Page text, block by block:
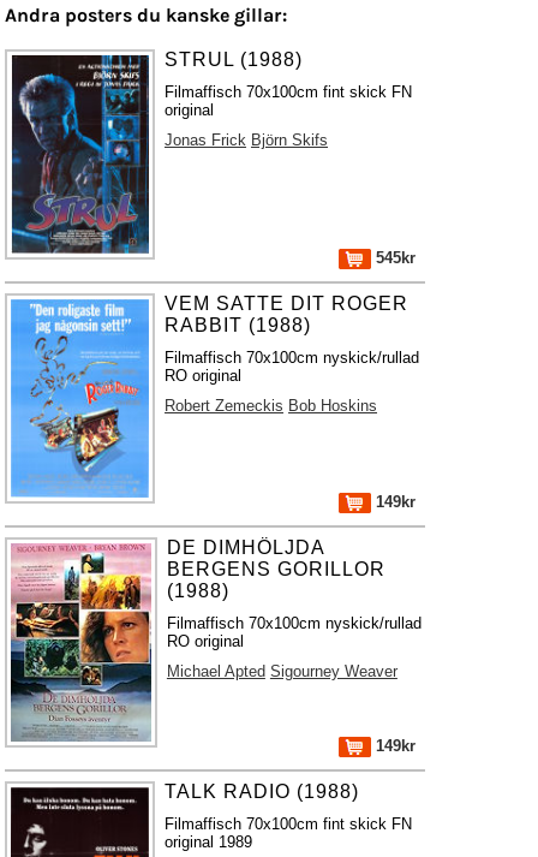
Andra posters du kanske gillar:
STRUL (1988)
Filmaffisch 70x100cm fint skick FN
original
Jonas Frick Björn Skifs
545kr
VEM SATTE DIT ROGER
RABBIT (1988)
Filmaffisch 70x100cm nyskick/rullad
RO original
Robert Zemeckis Bob Hoskins
149kr
DE DIMHÖLJDA
BERGENS GORILLOR
(1988)
Filmaffisch 70x100cm nyskick/rullad
RO original
Michael Apted Sigourney Weaver
149kr
TALK RADIO (1988)
Filmaffisch 70x100cm fint skick FN
original 1989